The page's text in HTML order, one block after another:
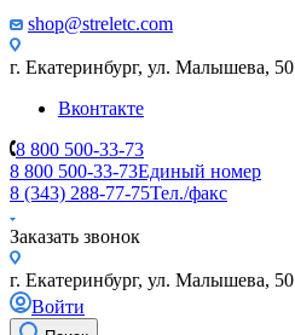
shop@streletc.com
г. Екатеринбург, ул. Малышева, 50
Вконтакте
8 800 500-33-73
8 800 500-33-73Единый номер
8 (343) 288-77-75Тел./факс
Заказать звонок
г. Екатеринбург, ул. Малышева, 50
Войти